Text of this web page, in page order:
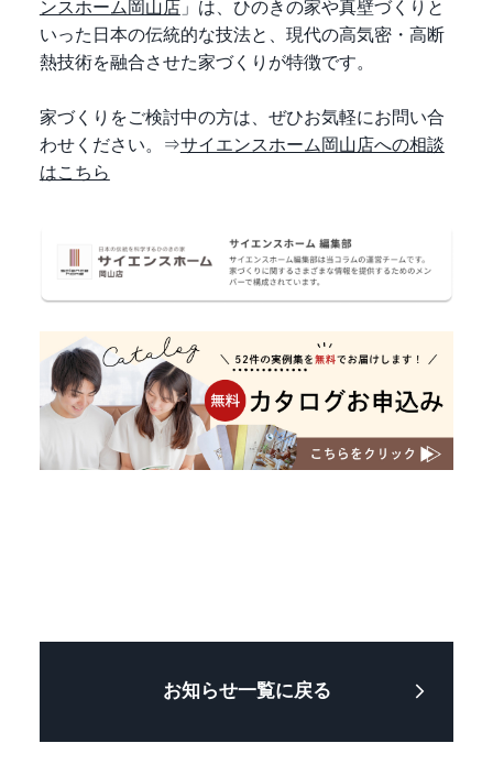
ンスホーム岡山店」は、ひのきの家や真壁づくりと
いった日本の伝統的な技法と、現代の高気密・高断
熱技術を融合させた家づくりが特徴です。
家づくりをご検討中の方は、ぜひお気軽にお問い合
わせください。⇒サイエンスホーム岡山店への相談
はこちら
お知らせ一覧に戻る